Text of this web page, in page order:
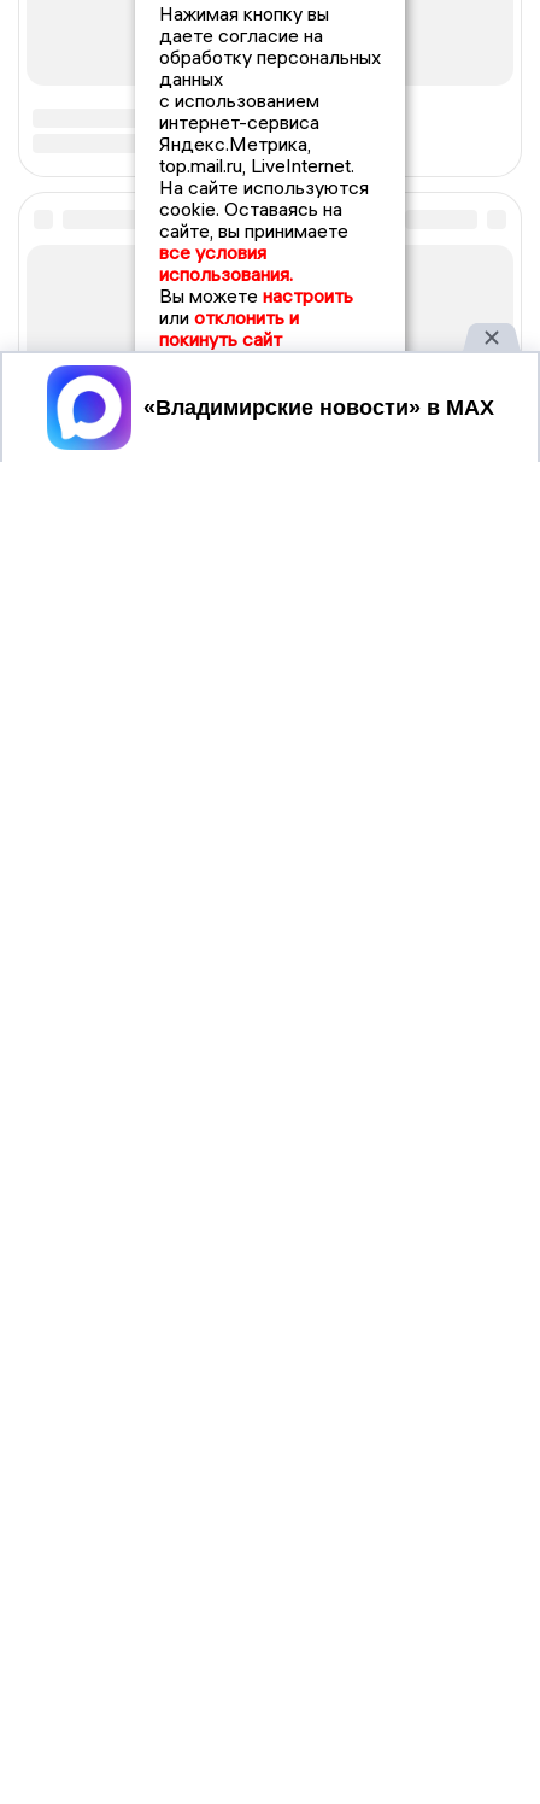
Нажимая кнопку вы
даете согласие на
обработку персональных
данных
с использованием
интернет-сервиса
Яндекс.Метрика,
top.mail.ru, LiveInternet.
На сайте используются
cookie. Оставаясь на
сайте, вы принимаете
все условия
использования.
Вы можете настроить
или отклонить и
покинуть сайт
Принять